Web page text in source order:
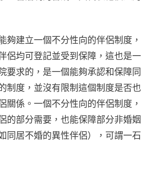
夠建立一個不分性向的伴侶制度，
侶均可登記並受到保障，這也是一
要求的，是一個能夠承認和保障同
制度，並沒有限制這個制度是否也
關係。一個不分性向的伴侶制度，
的部分需要，也能保障部分非婚姻
同居不婚的異性伴侶），可謂一石